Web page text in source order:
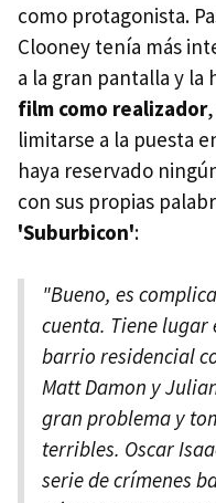
como protagonista.
Clooney tenía más
a la gran pantalla y la
film como realizador
limitarse a la puesta
haya reservado
con sus propias
'Suburbicon':
"Bueno, es
cuenta. Tiene lugar
barrio residencial
Matt Damon y
gran problema y
terribles. Oscar
serie de crímenes